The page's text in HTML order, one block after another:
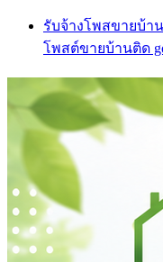
Skip
content
รับจ้างโพสขายบ้า
โพสต์ขายบ้านติด